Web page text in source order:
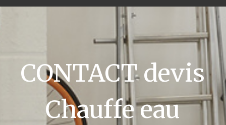
CONTACT devis
Chauffe eau